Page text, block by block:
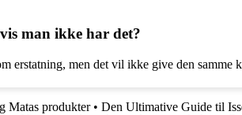
man ikke har det?
erstatning, men det vil ikke give den samme
Matas produkter• Den Ultimative Guide til